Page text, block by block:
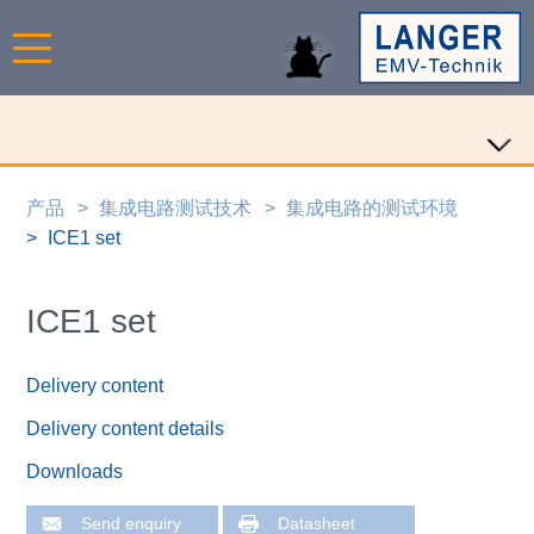
产品 集成电路测试技术
集成电路的测试环境
ICE1 set
ICE1 set
Delivery content
Delivery content details
Downloads
Send enquiry Datasheet